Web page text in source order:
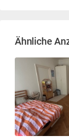
Ähnliche